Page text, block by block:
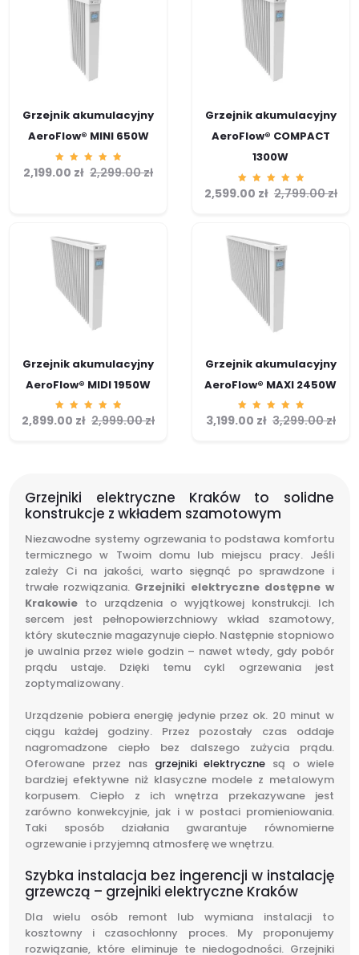
Grzejnik akumulacyjny
AeroFlow® MINI 650W
Ocenion
o2,299.00zł
2,199.00 zł
Grzejnik akumulacyjny
AeroFlow® COMPACT
1300W
Ocenion
o2,799.00zł
2,599.00 zł
Grzejnik akumulacyjny
AeroFlow® MIDI 1950W
Ocenion
o2,999.00zł
2,899.00 zł
Grzejnik akumulacyjny
AeroFlow® MAXI 2450W
Ocenion
o3,299.00zł
3,199.00 zł
Grzejniki elektryczne Kraków to solidne
konstrukcje z wkładem szamotowym
Niezawodne systemy ogrzewania to podstawa komfortu
termicznego w Twoim domu lub miejscu pracy. Jeśli
zależy Ci na jakości, warto sięgnąć po sprawdzone i
trwałe rozwiązania. Grzejniki elektryczne dostępne w
Krakowie to urządzenia o wyjątkowej konstrukcji. Ich
sercem jest pełnopowierzchniowy wkład szamotowy,
który skutecznie magazynuje ciepło. Następnie stopniowo
je uwalnia przez wiele godzin – nawet wtedy, gdy pobór
prądu ustaje. Dzięki temu cykl ogrzewania jest
zoptymalizowany.
Urządzenie pobiera energię jedynie przez ok. 20 minut w
ciągu każdej godziny. Przez pozostały czas oddaje
nagromadzone ciepło bez dalszego zużycia prądu.
Oferowane przez nas grzejniki elektryczne są o wiele
bardziej efektywne niż klasyczne modele z metalowym
korpusem. Ciepło z ich wnętrza przekazywane jest
zarówno konwekcyjnie, jak i w postaci promieniowania.
Taki sposób działania gwarantuje równomierne
ogrzewanie i przyjemną atmosferę we wnętrzu.
Szybka instalacja bez ingerencji w instalację
grzewczą – grzejniki elektryczne Kraków
Dla wielu osób remont lub wymiana instalacji to
kosztowny i czasochłonny proces. My proponujemy
rozwiązanie, które eliminuje te niedogodności. Grzejniki